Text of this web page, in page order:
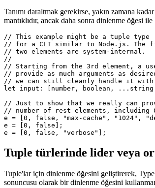
sonra bu demet değişkenine çalışma
mantıklıdır, ancak daha sonra dinlenme öğesi
// This example might be a tuple type
// for a CLI similar to Node.js. The
// two elements are system-internal.
//
// Starting from the 3rd element, a
// provide as much arguments as
// we can still cleanly handle it with
let input: [number, boolean,
// Just to show that we really can
// number of rest elements, including
e = [0, false, "max-cache", "1024",
Tuple türlerinde lider veya